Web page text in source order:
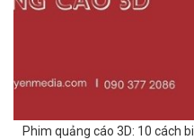
Phim quảng cáo 3D: 10 cách